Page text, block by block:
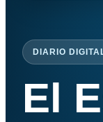
DIARIO
El